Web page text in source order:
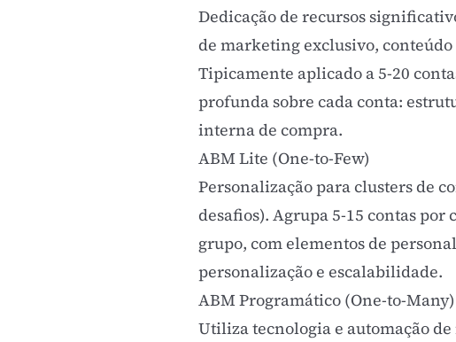
Dedicação de recursos
de marketingexclusivo,
Tipicamente aplicado a 5-20
profunda sobre cada conta:
interna de compra.
ABM Lite (One-to-Few)
Personalização para clusters de
desafios). Agrupa 5-15 contas por
grupo, com elementos de
personalização e escalabilidade.
ABM Programático (One-to-Many)
Utiliza tecnologia e automação